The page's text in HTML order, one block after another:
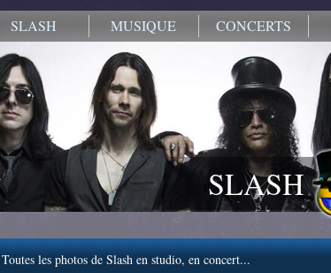
SLASH MUSIQUE CONCERTS
SLASH
Toutes les photos de Slash en studio, en concert...